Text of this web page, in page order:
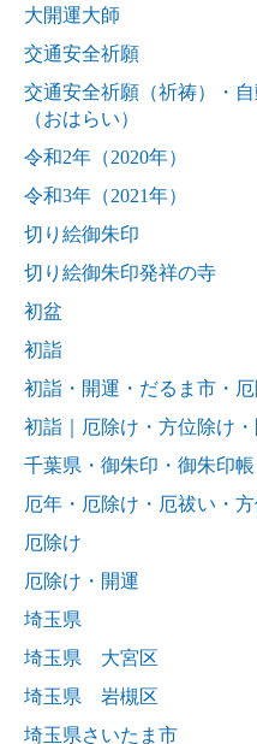
大開運大師
交通安全祈願
交通安全祈願（祈祷）・
（おはらい）
令和2年（2020年）
令和3年（2021年）
切り絵御朱印
切り絵御朱印発祥の寺
初盆
初詣
初詣・開運・だるま市・
初詣｜厄除け・方位除け
千葉県・御朱印・御朱印帳
厄年・厄除け・厄祓い・
厄除け
厄除け・開運
埼玉県
埼玉県 大宮区
埼玉県 岩槻区
埼玉県さいたま市